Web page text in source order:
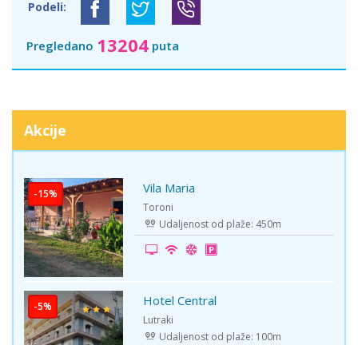
Podeli:
Pregledano 13204 puta
Akcije
-15% Vila Maria
Toroni
Udaljenost od plaže: 450m
-5% Hotel Central
Lutraki
Udaljenost od plaže: 100m